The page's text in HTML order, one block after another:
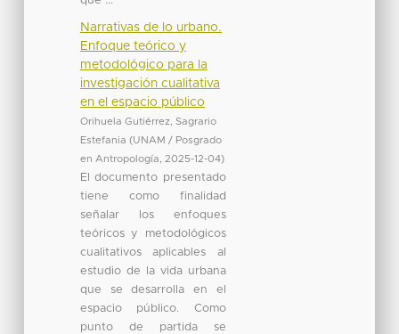
Narrativas de lo urbano.
Enfoque teórico y
metodológico para la
investigación cualitativa
en el espacio público
Orihuela Gutiérrez, Sagrario
Estefania (UNAM / Posgrado
en Antropología
2025-12-04)
El documento presentado
tiene como finalidad
señalar los enfoques
teóricos y metodológicos
cualitativos aplicables al
estudio de la vida urbana
que se desarrolla en el
espacio público. Como
punto de partida se